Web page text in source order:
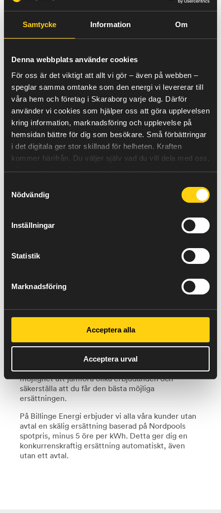
Samtycke Information Om
Denna webbplats använder cookies
För oss är det viktigt att allt vi gör – även på webben –
speglar samma omtanke som den energi vi levererar till
våra hem och företag i Skaraborg varje dag. Därför
använder vi cookies som hjälper oss att göra upplevelsen
kring information, marknadsföring och upplevelse på
hemsidan bättre för dig som besökare. Små förbättringar
i det digitala ger stor skillnad för helheten. Kraften
kommer härifrån.
Du väljer själv vad du vill dela med oss,
såklart – och du hittar mer information om hur vi
Nödvändig
Inställningar
Statistik
Marknadsföring
Acceptera alla
Acceptera urval
Pris för överskottsel som överstiger din inköpsvolym: spotpris –
2.00 öre / kWh, regleras på årsbasis
För villkor se våraavtalsvillkor och blanketter
Vem kan bli mikroproducent?
För att kunna sälja din egenproducerade el som
mikroproducent och få skattereduktion så får du
inte sälja fler kilowattimmar per år än du köper. Din
anläggning får inte heller vara större än 43,5
kilowatt och du får inte ha en större mätarsäkring
än 63A.
därför ser vi det som självklart att du köper din
konsumtion hos oss när vi köper din produktion!
Mottagningsplikt
Sedan sommaren 2023 är elhandelsföretag, som
enligt lag måste ta emot din överskottsproduktion,
skyldiga att ge dig en skälig ersättning även om du
Konsumenternas Energimarknadsbyrå
rekommenderar dock att du ingår ett avtal för
försäljning av din produktion. Detta ger dig
möjlighet att jämföra olika erbjudanden och
säkerställa att du får den bästa möjliga
ersättningen.
På Billinge Energi erbjuder vi alla våra kunder utan
avtal en skälig ersättning baserad på Nordpools
spotpris, minus 5 öre per kWh. Detta ger dig en
konkurrenskraftig ersättning automatiskt, även
utan ett avtal.